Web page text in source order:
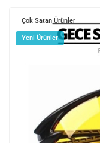
Çok Satan Ürünler
Yeni Ürünler